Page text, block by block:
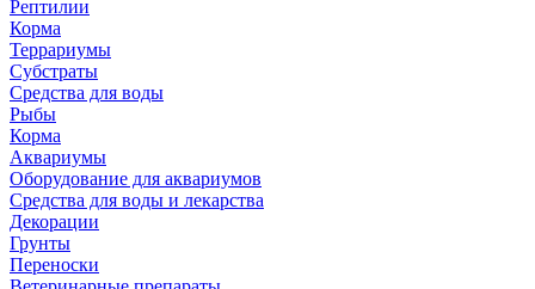
Рептилии
Корма
Террариумы
Субстраты
Средства для воды
Рыбы
Корма
Аквариумы
Оборудование для аквариумов
Средства для воды и лекарства
Декорации
Грунты
Переноски